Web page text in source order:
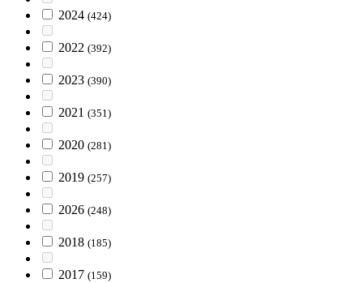
2024 (424)
2022 (392)
2023 (390)
2021 (351)
2020 (281)
2019 (257)
2026 (248)
2018 (185)
2017 (159)